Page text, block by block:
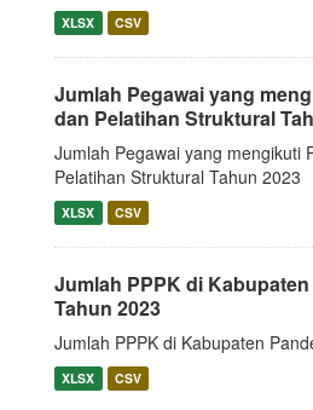
XLSX CSV
Jumlah Pegawai yang
dan Pelatihan Struktural
Jumlah Pegawai yang mengikuti
Pelatihan Struktural Tahun 2023
XLSX CSV
Jumlah PPPK di
Tahun 2023
Jumlah PPPK di Kabupaten
XLSX CSV